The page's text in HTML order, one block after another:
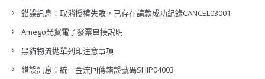
錯誤訊息：取消授權失敗，已存在請款成功紀錄CANCEL03001
Amego光貿電子發票串接說明
黑貓物流拋單列印注意事項
錯誤訊息：統一金流回傳錯誤號碼SHIP04003